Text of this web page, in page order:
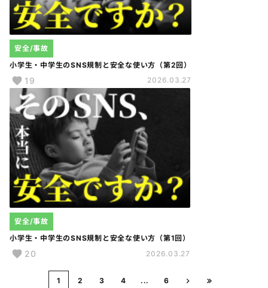
小学生・中学生のSNS規制と安全な使い方（第2回）
安全/事故
19 2026.03.27
小学生・中学生のSNS規制と安全な使い方（第1回）
安全/事故
20 2026.03.27
1 2 3 4 ... 6